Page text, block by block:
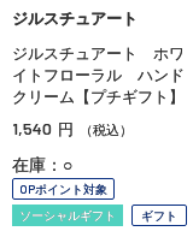
ジルスチュアート
ジルスチュアート ホワ
イトフローラル ハンド
クリーム【プチギフト】
1,540 円 （税込）
在庫：○
OPポイント対象
ソーシャルギフト
ギフト